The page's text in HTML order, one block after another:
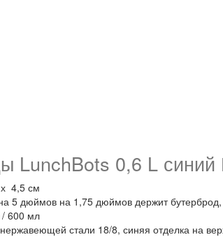
LunchBots 0,6 L синий
4,5 см
5 дюймов на 1,75 дюймов держит бутерброд,
/ 600 мл
стали 18/8, синяя отделка на